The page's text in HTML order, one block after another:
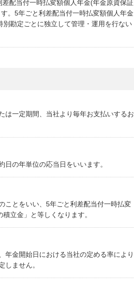
配当付一時払変額個人年金(年金原資保証
。5年ごと利差配当付一時払変額個人年金
勘定ごとに独立して管理・運用を行ない
は一定期間、当社より毎年お支払いするお
の年単位の応当日をいいます。
ことをいい、5年ごと利差配当付一時払変
立金」と等しくなります。
年金開始日における当社の定める率により
しません。